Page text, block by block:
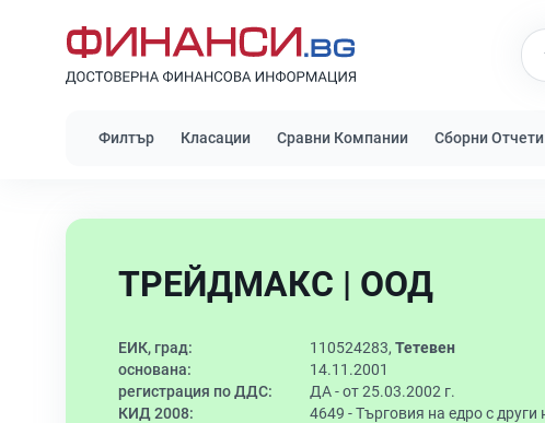
Филтър Класации Сравни Компании Сборни Отчети
ТРЕЙДМАКС | ООД
ЕИК, град: 110524283, Тетевен
основана:
14.11.2001
регистрация по ДДС:
ДА - от 25.03.2002 г.
КИД 2008:
4649 -Търговия на едро с други